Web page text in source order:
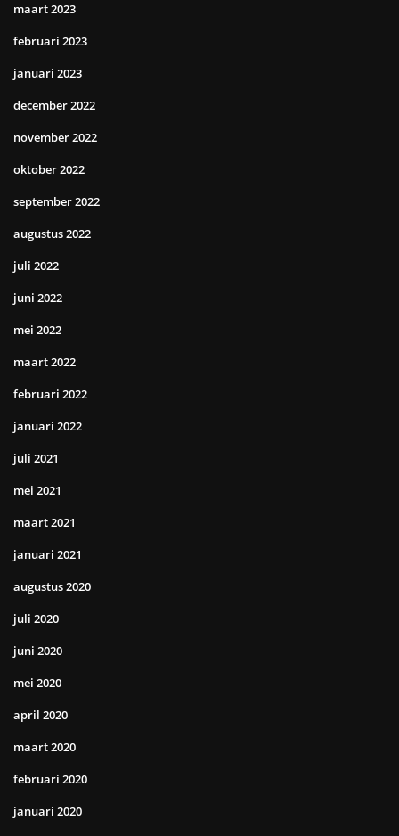
maart 2023
februari 2023
januari 2023
december 2022
november 2022
oktober 2022
september 2022
augustus 2022
juli 2022
juni 2022
mei 2022
maart 2022
februari 2022
januari 2022
juli 2021
mei 2021
maart 2021
januari 2021
augustus 2020
juli 2020
juni 2020
mei 2020
april 2020
maart 2020
februari 2020
januari 2020